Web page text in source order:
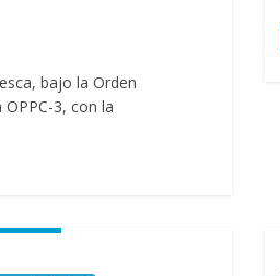
bajo la Orden
3, con la